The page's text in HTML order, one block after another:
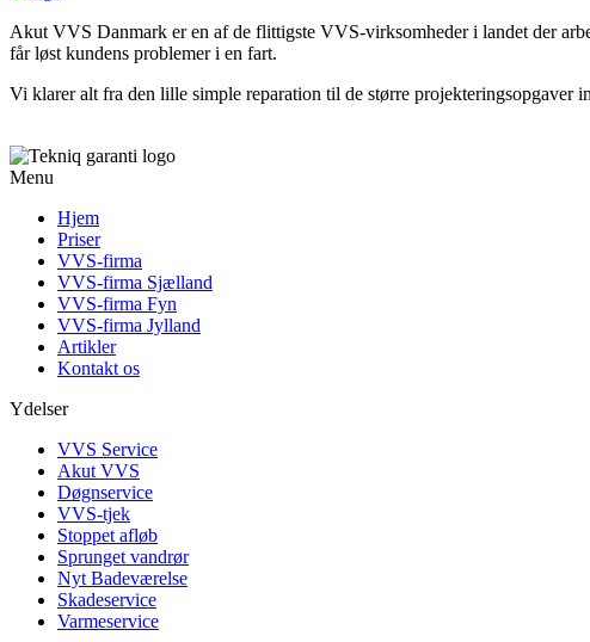
Akut VVS Danmark er en af de flittigste VVS-virksomheder i landet der
får løst kundens problemer i en fart.
Vi klarer alt fra den lille simple reparation til de større projekteringsopgaver
Menu
Hjem
Priser
VVS-firma
VVS-firma Sjælland
VVS-firma Fyn
VVS-firma Jylland
Artikler
Kontakt os
Ydelser
VVS Service
Akut VVS
Døgnservice
VVS-tjek
Stoppet afløb
Sprunget vandrør
Nyt Badeværelse
Skadeservice
Varmeservice